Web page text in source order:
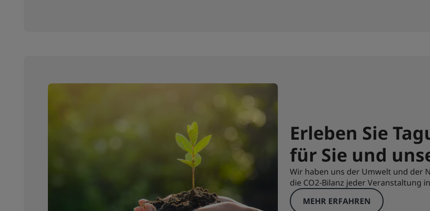
Erleben Sie
für Sie und
Wir haben uns der Umwelt und der
die CO2-Bilanz jeder Veranstaltung
MEHR ERFAHREN